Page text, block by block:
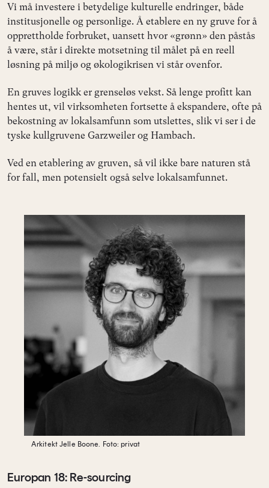
Vi må investere i betydelige kulturelle endringer, både
institusjonelle og personlige. Å etablere en ny gruve for å
opprettholde forbruket, uansett hvor «grønn» den påstås
å være, står i direkte motsetning til målet på en reell
løsning på miljø og økologikrisen vi står ovenfor.
En gruves logikk er grenseløs vekst. Så lenge profitt kan
hentes ut, vil virksomheten fortsette å ekspandere, ofte på
bekostning av lokalsamfunn som utslettes, slik vi ser i de
tyske kullgruvene Garzweiler og Hambach.
Ved en etablering av gruven, så vil ikke bare naturen stå
for fall, men potensielt også selve lokalsamfunnet.
Arkitekt Jelle Boone. Foto: privat
Europan 18: Re-sourcing